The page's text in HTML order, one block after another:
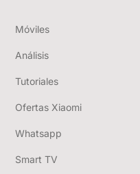
Móviles
Análisis
Tutoriales
Ofertas Xiaomi
Whatsapp
Smart TV